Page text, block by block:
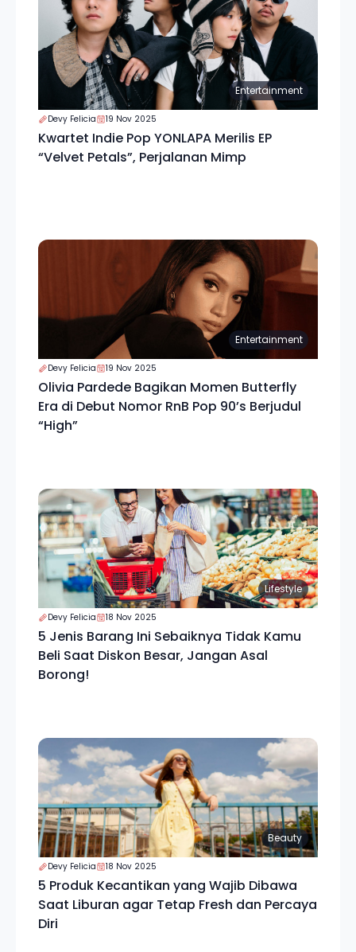
Entertainment
Devy Felicia 19 Nov 2025
Kwartet Indie Pop YONLAPA Merilis EP
“Velvet Petals”, Perjalanan Mimp
Entertainment
Devy Felicia 19 Nov 2025
Olivia Pardede Bagikan Momen Butterfly
Era di Debut Nomor RnB Pop 90’s Berjudul
“High”
Lifestyle
Devy Felicia 18 Nov 2025
5 Jenis Barang Ini Sebaiknya Tidak Kamu
Beli Saat Diskon Besar, Jangan Asal
Borong!
Beauty
Devy Felicia 18 Nov 2025
5 Produk Kecantikan yang Wajib Dibawa
Saat Liburan agar Tetap Fresh dan Percaya
Diri